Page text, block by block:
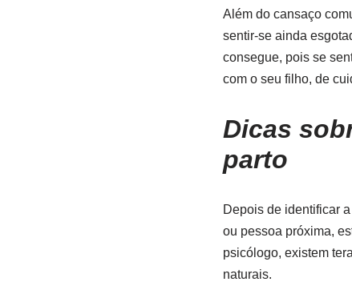
Além do cansaço
sentir-se ainda
consegue, pois se
com o seu filho, de
Dicas
parto
Depois de identificar
ou pessoa próxima,
psicólogo, existem
naturais.